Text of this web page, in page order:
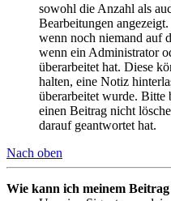
sowohl die Anzahl als
Bearbeitungen
wenn noch niemand auf
wenn ein Administrator
überarbeitet hat. Diese
halten, eine Notiz
überarbeitet wurde. Bitte
einen Beitrag nicht
darauf geantwortet hat.
Nach oben
Wie kann ich meinem